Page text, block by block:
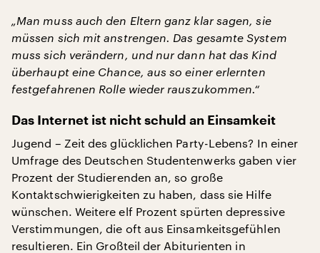
„Man muss auch den Eltern ganz klar sagen, sie
müssen sich mit anstrengen. Das gesamte System
muss sich verändern, und nur dann hat das Kind
überhaupt eine Chance, aus so einer erlernten
festgefahrenen Rolle wieder rauszukommen.“
Das Internet ist nicht schuld an Einsamkeit
Jugend – Zeit des glücklichen Party-Lebens? In einer
Umfrage des Deutschen Studentenwerks gaben vier
Prozent der Studierenden an, so große
Kontaktschwierigkeiten zu haben, dass sie Hilfe
wünschen. Weitere elf Prozent spürten depressive
Verstimmungen, die oft aus Einsamkeitsgefühlen
resultieren. Ein Großteil der Abiturienten in